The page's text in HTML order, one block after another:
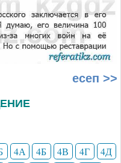
есеп >>
4А 4Б 4В 4Г
4Д